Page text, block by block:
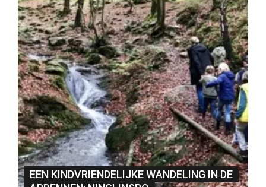
EEN KINDVRIENDELIJKE WANDELING IN DE